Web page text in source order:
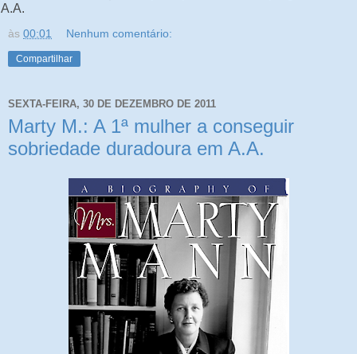
A.A.
às 00:01 Nenhum comentário:
Compartilhar
SEXTA-FEIRA, 30 DE DEZEMBRO DE 2011
Marty M.: A 1ª mulher a conseguir
sobriedade duradoura em A.A.